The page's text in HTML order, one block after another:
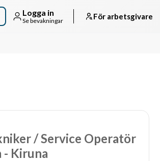
Logga in
Se bevakningar För arbetsgivare
/ Service Operatör
- Kiruna